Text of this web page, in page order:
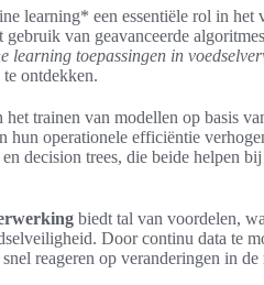
learning* een essentiële rol in het
van geavanceerde
learning toepassingen in
ontdekken.
trainen van modellen op basis
hun operationele efficiëntie
decision trees, die beide helpen
biedt tal van voordelen,
Door continu data te
reageren op veranderingen in